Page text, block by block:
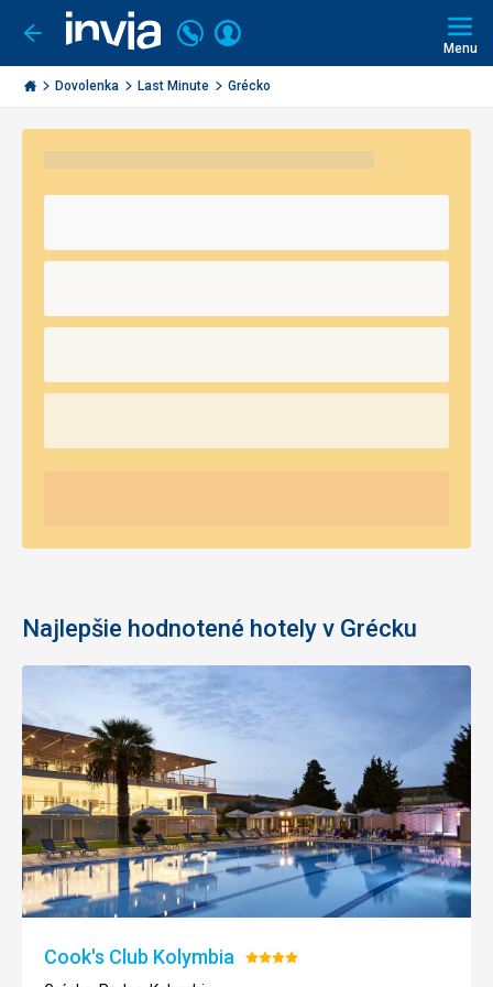
Ísť
späť
Invia.sk
Volajte
+421
2
3221
Prihlásiť
Menu
Dovolenka Last Minute Grécko
Najlepšie hodnotené hotely v Grécku
Cook'​s Club Kolymbia Hodnotenie: